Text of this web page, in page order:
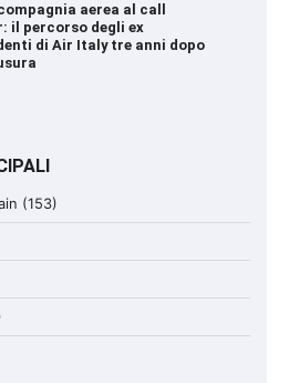
aerea al call
il percorso degli ex
di Air Italy tre anni dopo
(153)